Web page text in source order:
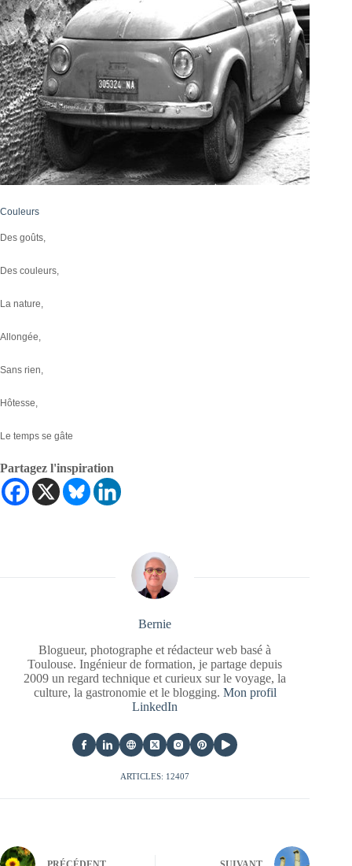
Couleurs
Des goûts,
Des couleurs,
La nature,
Allongée,
Sans rien,
Hôtesse,
Le temps se gâte
Partagez l'inspiration
Bernie
Blogueur, photographe et rédacteur web basé à
Toulouse. Ingénieur de formation, je partage depuis
2009 un regard technique et curieux sur le voyage, la
culture, la gastronomie et le blogging. Mon profil
LinkedIn
ARTICLES: 12407